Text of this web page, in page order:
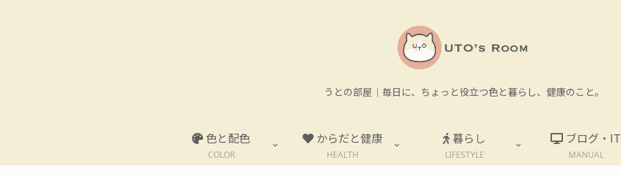
うとの部屋｜毎日に、ちょっと役立つ色と暮らし、健康のこと。
色と配色
COLOR
からだと健康
HEALTH
暮らし
LIFESTYLE
ブログ・IT
MANUAL